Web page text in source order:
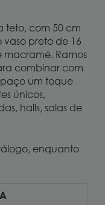
teto, com 50 cm
preto de 16
Ramos
combinar com
um toque
únicos,
halls, salas de
enquanto